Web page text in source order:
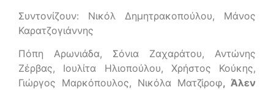
Συντονίζουν: Νικόλ Δημητρακοπούλου, Μάνος
Καρατζογιάννης
Πόπη Αρωνιάδα, Σόνια Ζαχαράτου, Αντώνης
Ζέρβας, Ιουλίτα Ηλιοπούλου, Χρήστος Κούκης,
Γιώργος Μαρκόπουλος, Νικόλα Ματζίροφ, Άλεν